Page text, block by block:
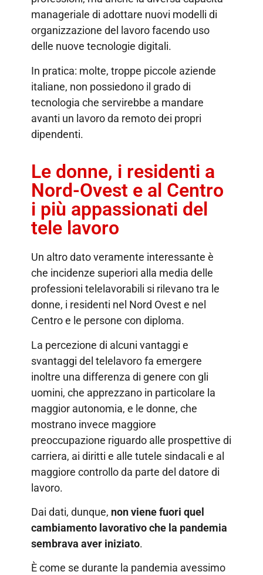
manageriale di adottare nuovi modelli di
organizzazione del lavoro facendo uso
delle nuove tecnologie digitali.
In pratica: molte, troppe piccole aziende
italiane, non possiedono il grado di
tecnologia che servirebbe a mandare
avanti un lavoro da remoto dei propri
dipendenti.
Le donne, i residenti a
Nord-Ovest e al Centro
i più appassionati del
tele lavoro
Un altro dato veramente interessante è
che incidenze superiori alla media delle
professioni telelavorabili si rilevano tra le
donne, i residenti nel Nord Ovest e nel
Centro e le persone con diploma.
La percezione di alcuni vantaggi e
svantaggi del telelavoro fa emergere
inoltre una differenza di genere con gli
uomini, che apprezzano in particolare la
maggior autonomia, e le donne, che
mostrano invece maggiore
preoccupazione riguardo alle prospettive di
carriera, ai diritti e alle tutele sindacali e al
maggiore controllo da parte del datore di
lavoro.
Dai dati, dunque, non viene fuori quel
cambiamento lavorativo che la pandemia
sembrava aver iniziato.
È come se durante la pandemia avessimo